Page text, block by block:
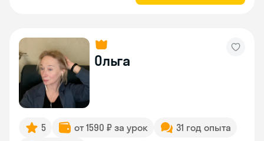
Ольга
5 от 1590 ₽ за урок
31 год опыта